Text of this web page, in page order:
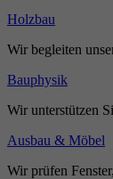
Holzbau
Wir begleiten
Bauphysik
Wir unterstützen
Ausbau & Möbel
Wir prüfen